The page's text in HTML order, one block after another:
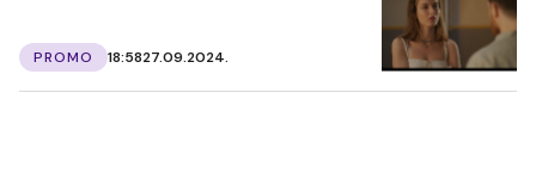
PROMO 18:5827.09.2024.